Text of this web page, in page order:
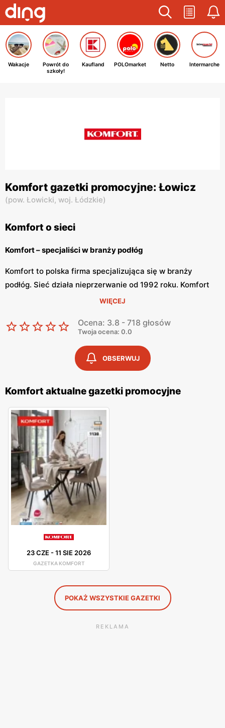
Wakacje
Powrót do
szkoły!
Kaufland POLOmarket Netto Intermarche
Komfort gazetki promocyjne: Łowicz
(pow. Łowicki, woj. Łódzkie)
Komfort o sieci
Komfort – specjaliści w branży podłóg
Komfort to polska firma specjalizująca się w branży
podłóg. Sieć działa nieprzerwanie od 1992 roku. Komfort
tworzy swoje oferty dopasowując się do potrzeb
jak i okazałymi domami. Placówki sklepu znajdują się na
Komfort – bogata oferta dywanów i paneli podłogowych
do aranżacji podłóg. Na sklepowych półkach znajdziemy
kolekcje paneli podłogowych, podłogi drewniane,
wykładziny elastyczne i dywanowe. Dodatkowo sklep ma
duży wybór drzwi i dekoracji. Komfort jest zdecydowanym
liderem na rynku oferty dywanów. W sklepach sieci klienci
mogą liczyć na fachową poradę od pracowników.
Komfort – gazetka promocyjna
Komfort posiada liczne promocje dla swoich klientów. O
najlepszych okazjach i obniżkach cen dowiemy się z
gazetki promocyjnej. Komfort organizuje różne, atrakcyjne
produkty w jeszcze niższych cenach.
WIĘCEJ
Ocena: 3.8 - 718 głosów
Twoja ocena: 0.0
OBSERWUJ
Komfort aktualne gazetki promocyjne
23 CZE-11 SIE 2026
GAZETKA KOMFORT
POKAŻ WSZYSTKIE GAZETKI
REKLAMA